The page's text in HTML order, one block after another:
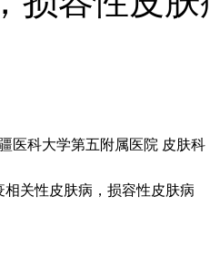
医科大学第五附属医院 皮肤科
关性皮肤病，损容性皮肤病